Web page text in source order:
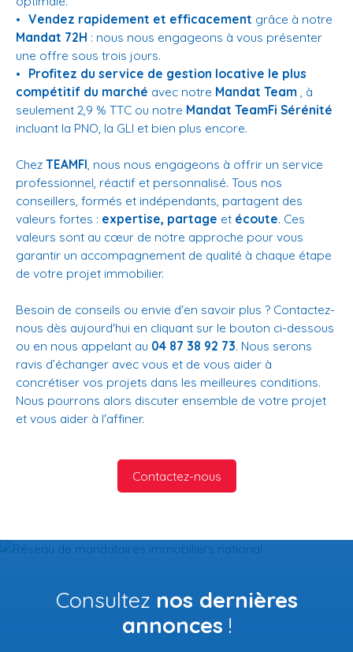
Vendez rapidement et efficacement grâce à notre
Mandat 72H : nous nous engageons à vous présenter
une offre sous trois jours.
Profitez du service de gestion locative le plus
compétitif du marché avec notre Mandat Team , à
seulement 2,9 % TTC ou notre Mandat TeamFi Sérénité
incluant la PNO, la GLI et bien plus encore.
Chez TEAMFI, nous nous engageons à offrir un service
professionnel, réactif et personnalisé. Tous nos
conseillers, formés et indépendants, partagent des
valeurs fortes : expertise, partage et écoute. Ces
valeurs sont au cœur de notre approche pour vous
garantir un accompagnement de qualité à chaque étape
de votre projet immobilier.
Besoin de conseils ou envie d'en savoir plus ? Contactez-
nous dès aujourd'hui en cliquant sur le bouton ci-dessous
ou en nous appelant au 04 87 38 92 73. Nous serons
ravis d’échanger avec vous et de vous aider à
concrétiser vos projets dans les meilleures conditions.
Nous pourrons alors discuter ensemble de votre projet
et vous aider à l'affiner.
Contactez-nous
Consultez nos dernières
annonces !